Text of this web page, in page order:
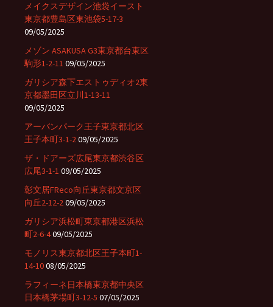
メイクスデザイン池袋イースト
東京都豊島区東池袋5-17-3
09/05/2025
メゾン ASAKUSA G3東京都台東区
駒形1-2-11 09/05/2025
ガリシア森下エストゥディオ2東
京都墨田区立川1-13-11
09/05/2025
アーバンパーク王子東京都北区
王子本町3-1-209/05/2025
ザ・ドアーズ広尾東京都渋谷区
広尾3-1-1 09/05/2025
彰文居FReco向丘東京都文京区
向丘2-12-209/05/2025
ガリシア浜松町東京都港区浜松
町2-6-409/05/2025
モノリス東京都北区王子本町1-
14-1008/05/2025
ラフィーネ日本橋東京都中央区
日本橋茅場町3-12-5 07/05/2025